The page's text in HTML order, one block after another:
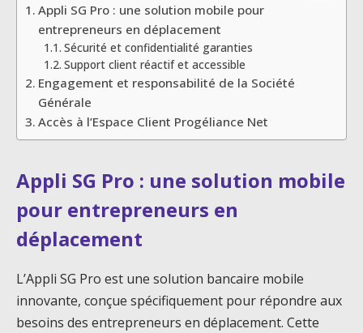
Appli SG Pro : une solution mobile pour
entrepreneurs en déplacement
Sécurité et confidentialité garanties
Support client réactif et accessible
Engagement et responsabilité de la Société
Générale
Accès à l’Espace Client Progéliance Net
Appli SG Pro : une solution mobile
pour entrepreneurs en
déplacement
L’Appli SG Pro est une solution bancaire mobile
innovante, conçue spécifiquement pour répondre aux
besoins des entrepreneurs en déplacement. Cette